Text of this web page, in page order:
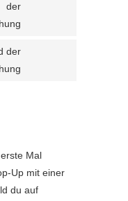
der
der
Mal
Up mit einer
du auf